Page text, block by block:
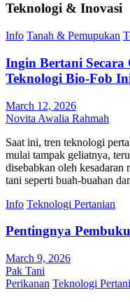
Teknologi & Inovasi
Info Tanah & Pemupukan
Ingin Bertani
Teknologi Bio-Fob
March 12, 2026
Novita Awalia Rahmah
Saat ini, tren teknologi
mulai tampak geliatnya,
disebabkan oleh kesadaran
tani seperti buah-buahan
Info Teknologi Pertanian
Pentingnya
March 9, 2026
Pak Tani
Perikanan Teknologi